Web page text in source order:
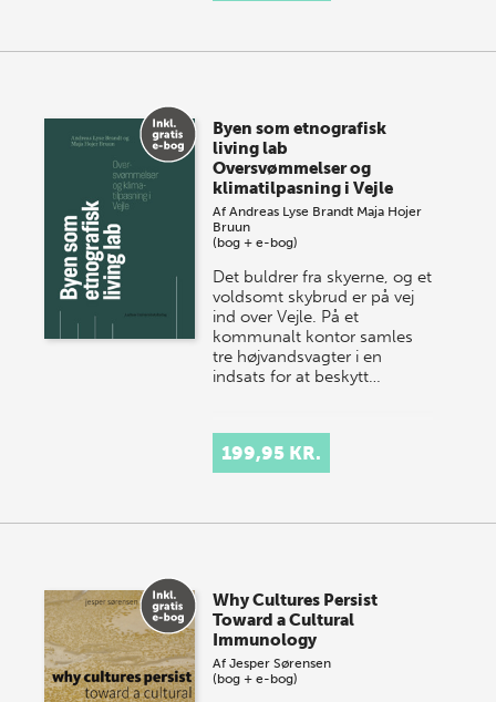
Byen som etnografisk
living lab
Oversvømmelser og
klimatilpasning i Vejle
AfAndreas Lyse Brandt Maja Hojer
Bruun
(bog + e-bog)
Det buldrer fra skyerne, og et
voldsomt skybrud er på vej
ind over Vejle. På et
kommunalt kontor samles
tre højvandsvagter i en
indsats for at beskytt…
199,95 KR.
Why Cultures Persist
Toward a Cultural
Immunology
AfJesper Sørensen
(bog + e-bog)